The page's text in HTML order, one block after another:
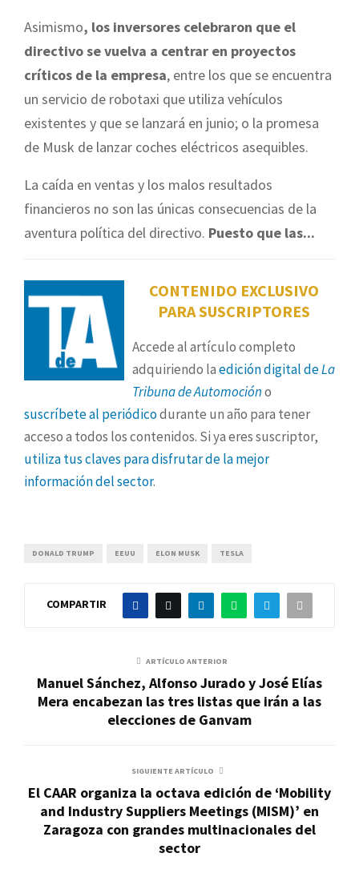
Asimismo, los inversores celebraron que el
directivo se vuelva a centrar en proyectos
críticos de la empresa, entre los que se encuentra
un servicio de robotaxi que utiliza vehículos
existentes y que se lanzará en junio; o la promesa
de Musk de lanzar coches eléctricos asequibles.
La caída en ventas y los malos resultados
financieros no son las únicas consecuencias de la
aventura política del directivo. Puesto que las...
CONTENIDO EXCLUSIVO
PARA SUSCRIPTORES
Accede al artículo completo
adquiriendo laedición digital deLa
Tribuna de Automocióno
suscríbete al periódicodurante un año para tener
acceso a todos los contenidos. Si ya eres suscriptor,
utiliza tus claves para disfrutar de la mejor
información del sector.
DONALD TRUMP EEUU ELON MUSK TESLA
COMPARTIR
ARTÍCULO ANTERIOR
Manuel Sánchez, Alfonso Jurado y José Elías
Mera encabezan las tres listas que irán a las
elecciones de Ganvam
SIGUIENTE ARTÍCULO
El CAAR organiza la octava edición de ‘Mobility
and Industry Suppliers Meetings (MISM)’ en
Zaragoza con grandes multinacionales del
sector